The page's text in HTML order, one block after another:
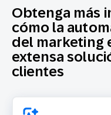
Obtenga más
cómo la
del marketing
extensa
clientes